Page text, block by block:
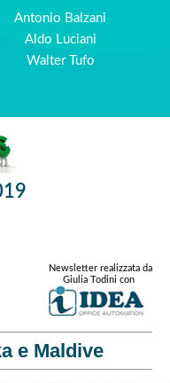
Antonio Balzani
Aldo Luciani
Walter Tufo
Newsletter realizzata da
Giulia Todini con
e Maldive